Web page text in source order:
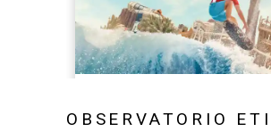
OBSERVATORIO